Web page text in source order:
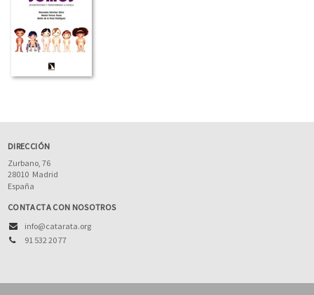
DIRECCIÓN
Zurbano, 76
28010 Madrid
España
CONTACTA CON NOSOTROS
info@catarata.org
91 532 20 77